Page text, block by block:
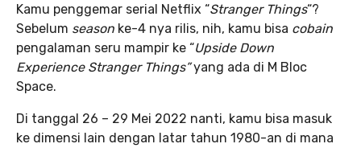
Kamu penggemar serial Netflix “Stranger Things“?
Sebelum season ke-4 nya rilis, nih, kamu bisa cobain
pengalaman seru mampir ke “Upside Down
Experience Stranger Things”yang ada di M Bloc
Space.
Di tanggal 26 – 29 Mei 2022 nanti, kamu bisa masuk
ke dimensi lain dengan latar tahun 1980-an di mana